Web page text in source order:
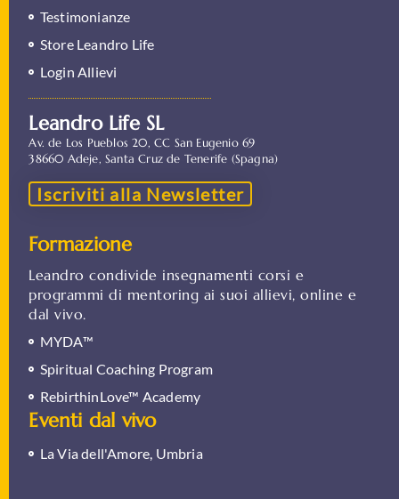
Testimonianze
Store Leandro Life
Login Allievi
Leandro Life SL
Av. de Los Pueblos 20, CC San Eugenio 69
38660 Adeje, Santa Cruz de Tenerife (Spagna)
Iscriviti alla Newsletter
Formazione
Leandro condivide insegnamenti corsi e
programmi di mentoring ai suoi allievi, online e
dal vivo.
MYDA™
Spiritual Coaching Program
RebirthinLove™ Academy
Eventi dal vivo
La Via dell'Amore, Umbria